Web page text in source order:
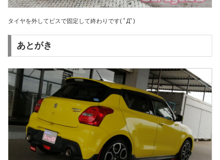
タイヤを外してビスで固定して終わりです( ﾟДﾟ)
あとがき